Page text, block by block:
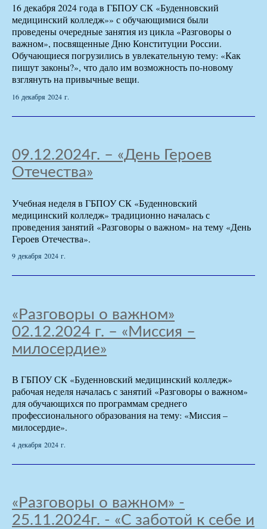
16 декабря 2024 года в ГБПОУ СК «Буденновский
медицинский колледж»» с обучающимися были
проведены очередные занятия из цикла «Разговоры о
важном», посвященные Дню Конституции России.
Обучающиеся погрузились в увлекательную тему: «Как
пишут законы?», что дало им возможность по-новому
взглянуть на привычные вещи.
16 декабря 2024 г.
09.12.2024г. – «День Героев
Отечества»
Учебная неделя в ГБПОУ СК «Буденновский
медицинский колледж» традиционно началась с
проведения занятий «Разговоры о важном» на тему «День
Героев Отечества».
9 декабря 2024 г.
«Разговоры о важном»
02.12.2024 г. – «Миссия –
милосердие»
В ГБПОУ СК «Буденновский медицинский колледж»
рабочая неделя началась с занятий «Разговоры о важном»
для обучающихся по программам среднего
профессионального образования на тему: «Миссия –
милосердие».
4 декабря 2024 г.
«Разговоры о важном» -
25.11.2024г. - «С заботой к себе и